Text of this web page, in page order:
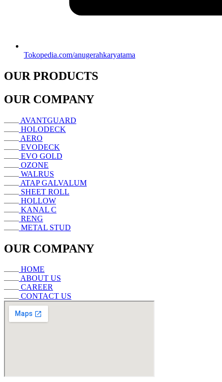
Tokopedia.com/anugerahkaryatama
OUR PRODUCTS
OUR COMPANY
AVANTGUARD
HOLODECK
AERO
EVODECK
EVO GOLD
OZONE
WALRUS
ATAP GALVALUM
SHEET ROLL
HOLLOW
KANAL C
RENG
METAL STUD
OUR COMPANY
HOME
ABOUT US
CAREER
CONTACT US